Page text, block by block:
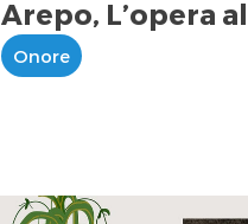
Arepo, L’opera
Onore